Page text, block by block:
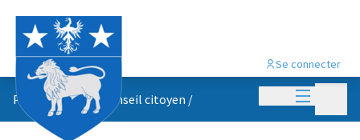
Menu
Se connecter
Propositions du conseil citoyen /